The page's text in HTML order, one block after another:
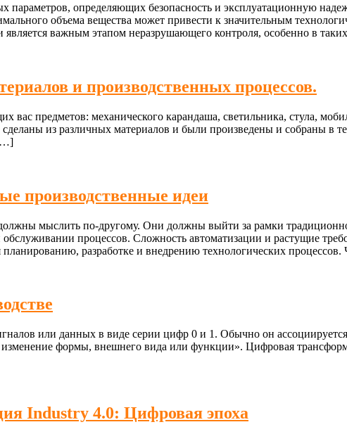
определяющих безопасность и эксплуатационную
объема вещества может привести к значительным
важным этапом неразрушающего контроля, особенно в
и производственных процессов.
вас предметов: механического карандаша, светильника, стула,
из различных материалов и были произведены и собраны в
производственные идеи
мыслить по-другому. Они должны выйти за рамки
процессов. Сложность автоматизации и растущие
разработке и внедрению технологических
или данных в виде серии цифр 0 и 1. Обычно он
изменение формы, внешнего вида или функции». Цифровая
Industry 4.0: Цифровая эпоха